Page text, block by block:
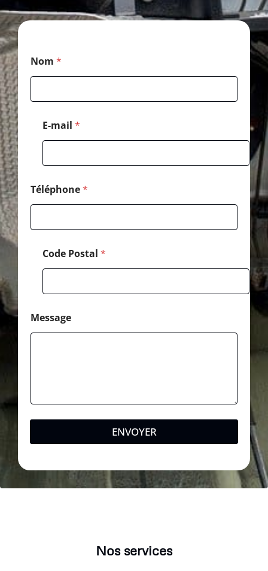
Nom *
P
s
E-mail *
Téléphone*
Code Postal *
Message
ENVOYER
Nos services